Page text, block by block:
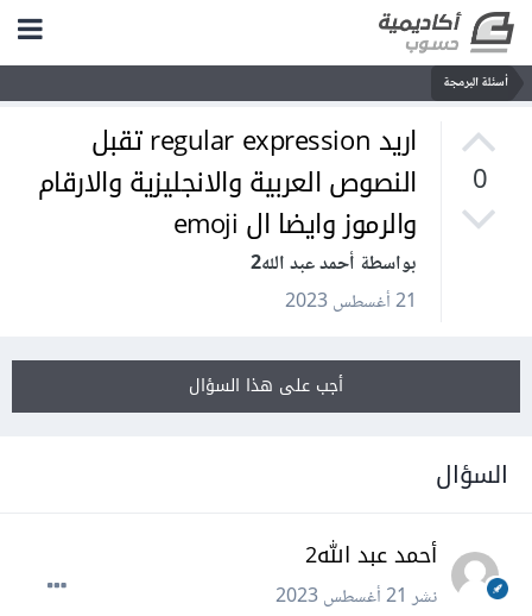
أسئلة البرمجة
0
اريد regular expression تقبل
النصوص العربية والانجليزية والارقام
والرموز وايضا ال emoji
بواسطة أحمد عبد الله2
21 أغسطس 2023
أجب على هذا السؤال
السؤال
أحمد عبد الله2
نشر21 أغسطس 2023